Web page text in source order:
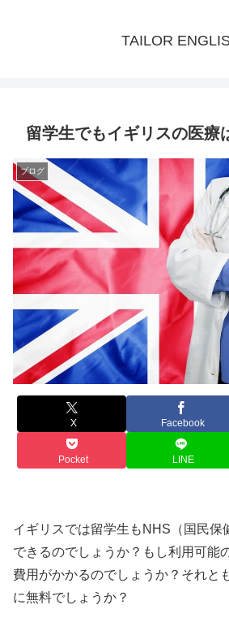
TAILOR
留学生でもイギリスの医療
ブログ
X Facebook
Pocket LINE
イギリスでは留学生もNHS（国民保
できるのでしょうか？もし利用可能
費用がかかるのでしょうか？それと
に無料でしょうか？